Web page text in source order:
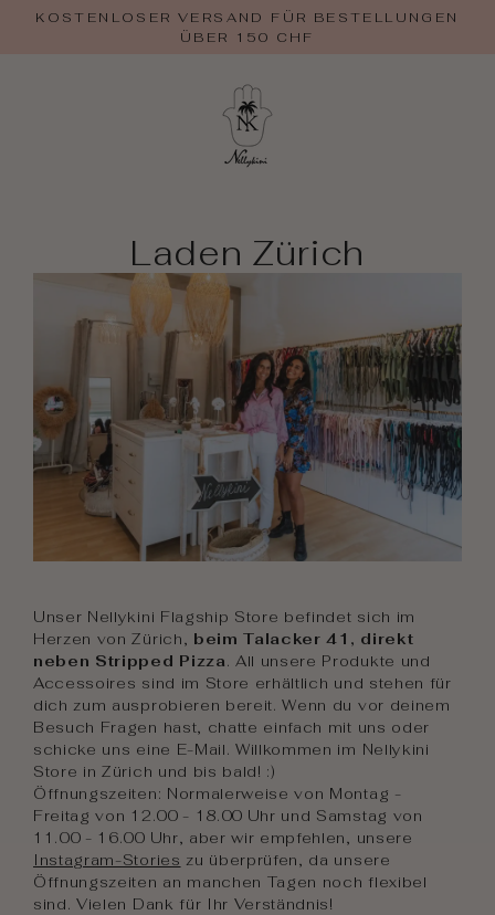
KOSTENLOSER VERSAND FÜR BESTELLUNGEN
ÜBER 150 CHF
Laden Zürich
Unser Nellykini Flagship Store befindet sich im
Herzen von Zürich, beim Talacker 41, direkt
neben Stripped Pizza. All unsere Produkte und
Accessoires sind im Store erhältlich und stehen für
dich zum ausprobieren bereit. Wenn du vor deinem
Besuch Fragen hast, chatte einfach mit uns oder
schicke uns eine E-Mail. Willkommen im Nellykini
Store in Zürich und bis bald! :)
Öffnungszeiten: Normalerweise von Montag -
Freitag von 12.00 - 18.00 Uhr und Samstag von
11.00 - 16.00 Uhr, aber wir empfehlen, unsere
Instagram-Stories zu überprüfen, da unsere
Öffnungszeiten an manchen Tagen noch flexibel
sind. Vielen Dank für Ihr Verständnis!